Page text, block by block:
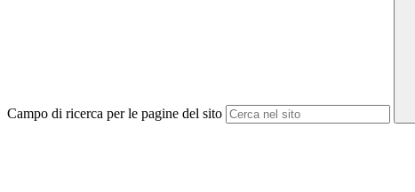
Campo di ricerca per le pagine del sito